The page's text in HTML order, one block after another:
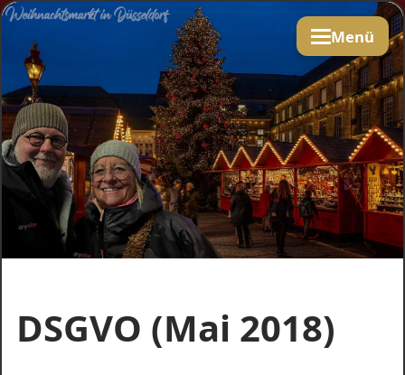
Menü
DSGVO (Mai 2018)